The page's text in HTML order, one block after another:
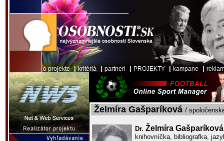
o projekte|kritériá partneri PROJEKTY kampane
Želmíra Gašparíková /
Dr. Želmíra Gašparíková
knihovníčka, bibliografka,